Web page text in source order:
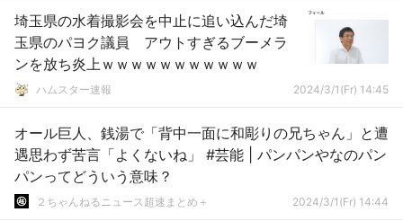
埼玉県の水着撮影会を中止に追い込んだ埼
玉県のパヨク議員 アウトすぎるブーメラ
ンを放ち炎上ｗｗｗｗｗｗｗｗｗｗｗ
ハムスター速報 2024/3/1(Fr) 14:45
オール巨人、銭湯で「背中一面に和彫りの兄ちゃん」と遭
遇思わず苦言「よくないね」 #芸能 | パンパンやなのパン
パンってどういう意味？
２ちゃんねるニュース超速まとめ＋ 2024/3/1(Fr) 14:44